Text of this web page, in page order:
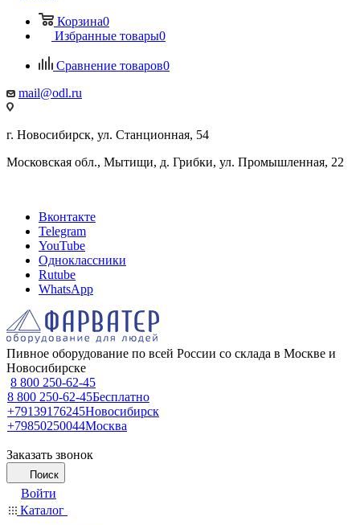
Корзина0
Избранные товары0
Сравнение товаров0
mail@odl.ru
г. Новосибирск, ул. Станционная, 54
Московская обл., Мытищи, д. Грибки, ул. Промышленная, 22
Вконтакте
Telegram
YouTube
Одноклассники
Rutube
WhatsApp
Пивное оборудование по всей России со склада в Москве и
Новосибирске
8 800 250-62-45
8 800 250-62-45Бесплатно
+79139176245Новосибирск
+79850250044Москва
Заказать звонок
Поиск
Войти
Каталог